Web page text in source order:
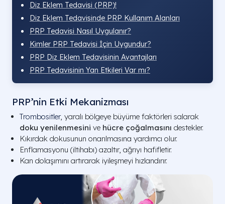
Diz Eklem Tedavisi (PRP)!
Diz Eklem Tedavisinde PRP Kullanım Alanları
PRP Tedavisi Nasıl Uygulanır?
Kimler PRP Tedavisi İçin Uygundur?
PRP Diz Eklem Tedavisinin Avantajları
PRP Tedavisinin Yan Etkileri Var mı?
PRP’nin Etki Mekanizması
Trombositler, yaralı bölgeye büyüme faktörleri salarak
doku yenilenmesini ve hücre çoğalmasını destekler.
Kıkırdak dokusunun onarılmasına yardımcı olur.
Enflamasyonu (iltihabı) azaltır, ağrıyı hafifletir.
Kan dolaşımını artırarak iyileşmeyi hızlandırır.